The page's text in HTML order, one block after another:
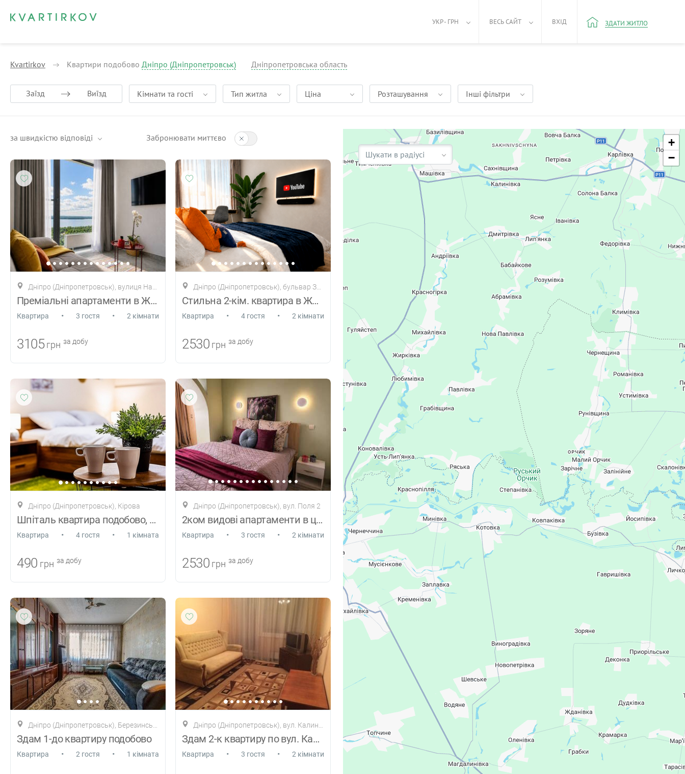
УКР - ГРН ВЕСЬ САЙТ ВХІД ЗДАТИ ЖИТЛО
Kvartirkov Квартири подобово Дніпро (Дніпропетровськ) Дніпропетровська область
Заїзд Виїзд Кімнати та гості Тип житла Ціна Розташування Інші фільтри
за швидкістю відповіді Забронювати миттєво
Дніпро (Дніпропетровськ), вулиця Набережна Перемоги, 7
Преміальні апартаменти в ЖК Bartolomeo.
Квартира • 3 гостя • 2 кімнати
3105 грн за добу
Дніпро (Дніпропетровськ), бульвар Зоряний, 1М
Стильна 2-кім. квартира в ЖК Грані.
Квартира • 4 гостя • 2 кімнати
2530 грн за добу
Дніпро (Дніпропетровськ), Кірова
Шпіталь квартира подобово, погодинно
Квартира • 4 гостя • 1 кімната
490 грн за добу
Дніпро (Дніпропетровськ), вул. Поля 2
2ком видові апартаменти в центрі Дніпра
Квартира • 3 гостя • 2 кімнати
2530 грн за добу
Дніпро (Дніпропетровськ), Березинська 23
Здам 1-до квартиру подобово
Квартира • 2 гостя • 1 кімната
Дніпро (Дніпропетровськ), вул. Калинова, 96
Здам 2-к квартиру по вул. Калиновій
Квартира • 3 гостя • 2 кімнати
Шукати в радіусі
+
−